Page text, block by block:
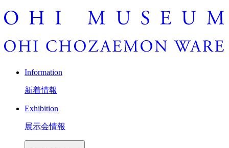
Information
新着情報
Exhibition
展示会情報